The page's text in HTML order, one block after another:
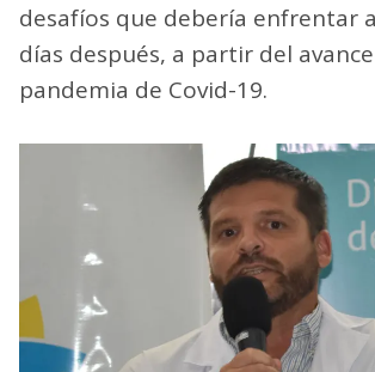
desafíos que debería enfrentar
días después, a partir del
pandemia de Covid-19.